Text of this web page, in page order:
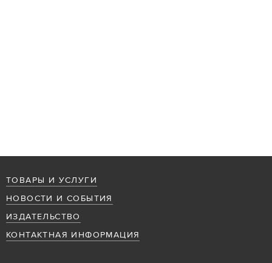
ТОВАРЫ И УСЛУГИ
НОВОСТИ И СОБЫТИЯ
ИЗДАТЕЛЬСТВО
КОНТАКТНАЯ ИНФОРМАЦИЯ